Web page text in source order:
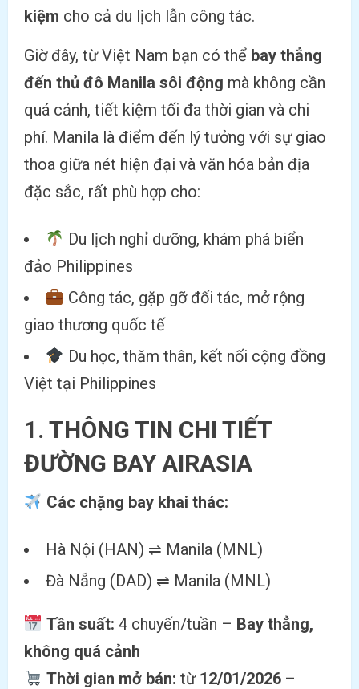
kiệm cho cả du lịch lẫn công tác.
Giờ đây, từ Việt Nam bạn có thể bay thẳng
đến thủ đô Manila sôi động mà không cần
quá cảnh, tiết kiệm tối đa thời gian và chi
phí. Manila là điểm đến lý tưởng với sự giao
thoa giữa nét hiện đại và văn hóa bản địa
đặc sắc, rất phù hợp cho:
Du lịch nghỉ dưỡng, khám phá biển
đảo Philippines
Công tác, gặp gỡ đối tác, mở rộng
giao thương quốc tế
Du học, thăm thân, kết nối cộng đồng
Việt tại Philippines
1. THÔNG TIN CHI TIẾT
ĐƯỜNG BAY AIRASIA
Các chặng bay khai thác:
Hà Nội (HAN) ⇌ Manila (MNL)
Đà Nẵng (DAD) ⇌ Manila (MNL)
Tần suất: 4 chuyến/tuần – Bay thẳng,
không quá cảnh
Thời gian mở bán: từ 12/01/2026 –